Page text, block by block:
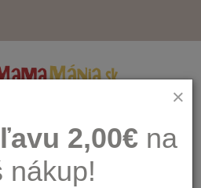
×
2,00€ na
nákup!